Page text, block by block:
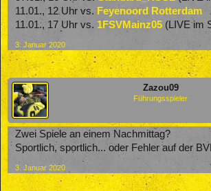
11.01., 12 Uhr vs. Feyenoord Rotterdam
11.01., 17 Uhr vs. 1FSVMainz05 (LIVE im
3. Januar 2020
Zazou09
Führungsspieler
Zwei Spiele an einem Nachmittag?
Sportlich, sportlich... oder Fehler auf der
3. Januar 2020